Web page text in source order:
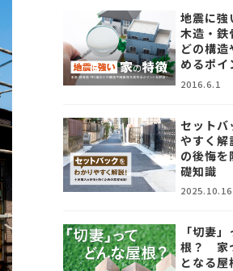
地震に強
木造・鉄
どの構造
めるポイ
2016.6.1
セットバ
やすく解
の後悔を
礎知識
2025.10.16
「切妻
根？ 家
となる屋